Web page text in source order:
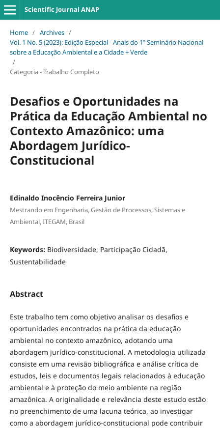
Scientific Journal ANAP
Home / Archives /
Vol. 1 No. 5 (2023): Edição Especial - Anais do 1º Seminário Nacional
sobre a Educação Ambiental e a Cidade + Verde
/
Categoria - Trabalho Completo
Desafios e Oportunidades na
Prática da Educação Ambiental no
Contexto Amazônico: uma
Abordagem Jurídico-
Constitucional
Edinaldo Inocêncio Ferreira Junior
Mestrando em Engenharia, Gestão de Processos, Sistemas e
Ambiental, ITEGAM, Brasil
Keywords: Biodiversidade, Participação Cidadã,
Sustentabilidade
Abstract
Este trabalho tem como objetivo analisar os desafios e
oportunidades encontrados na prática da educação
ambiental no contexto amazônico, adotando uma
abordagem jurídico-constitucional. A metodologia utilizada
consiste em uma revisão bibliográfica e análise crítica de
estudos, leis e documentos legais relacionados à educação
ambiental e à proteção do meio ambiente na região
amazônica. A originalidade e relevância deste estudo estão
no preenchimento de uma lacuna teórica, ao investigar
como a abordagem jurídico-constitucional pode contribuir